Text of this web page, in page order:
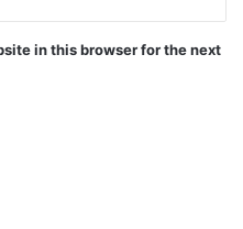
in this browser for the next